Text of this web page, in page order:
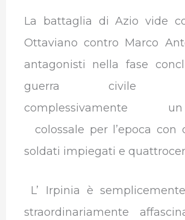
La battaglia di Azio vide
Ottaviano contro Marco
antagonisti nella fase
guerra civile
complessivamente
colossale per l’epoca con
soldati impiegati e
L’ Irpinia è
straordinariamente